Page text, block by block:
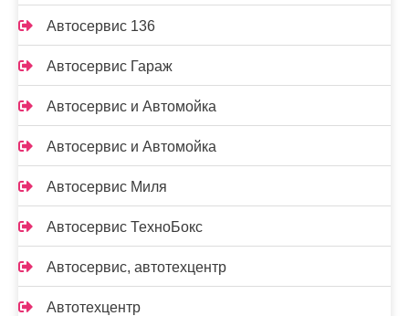
Автосервис 136
Автосервис Гараж
Автосервис и Автомойка
Автосервис и Автомойка
Автосервис Миля
Автосервис ТехноБокс
Автосервис, автотехцентр
Автотехцентр